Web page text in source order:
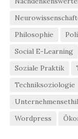
Philosophie
Social E-Learning
Soziale Praktik
Techniksoziologie
Wordpress